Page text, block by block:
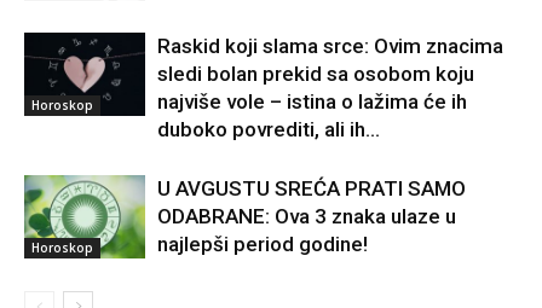
Horoskop
Raskid koji slama srce: Ovim znacima
sledi bolan prekid sa osobom koju
najviše vole – istina o lažima će ih
duboko povrediti, ali ih...
Horoskop
U AVGUSTU SREĆA PRATI SAMO
ODABRANE: Ova 3 znaka ulaze u
najlepši period godine!